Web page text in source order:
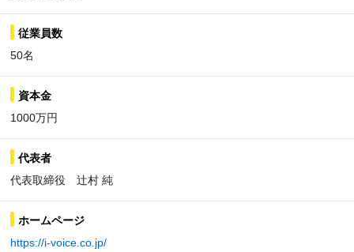
従業員数
50名
資本金
1000万円
代表者
代表取締役 辻村 純
ホームページ
https://i-voice.co.jp/